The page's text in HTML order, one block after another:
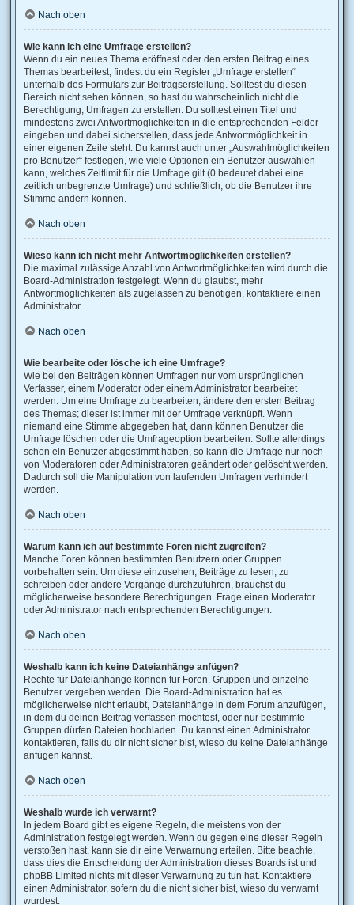
Nach oben
Wie kann ich eine Umfrage erstellen?
Wenn du ein neues Thema eröffnest oder den ersten Beitrag eines
Themas bearbeitest, findest du ein Register „Umfrage erstellen“
unterhalb des Formulars zur Beitragserstellung. Solltest du diesen
Bereich nicht sehen können, so hast du wahrscheinlich nicht die
Berechtigung, Umfragen zu erstellen. Du solltest einen Titel und
mindestens zwei Antwortmöglichkeiten in die entsprechenden Felder
eingeben und dabei sicherstellen, dass jede Antwortmöglichkeit in
einer eigenen Zeile steht. Du kannst auch unter „Auswahlmöglichkeiten
pro Benutzer“ festlegen, wie viele Optionen ein Benutzer auswählen
kann, welches Zeitlimit für die Umfrage gilt (0 bedeutet dabei eine
zeitlich unbegrenzte Umfrage) und schließlich, ob die Benutzer ihre
Stimme ändern können.
Nach oben
Wieso kann ich nicht mehr Antwortmöglichkeiten erstellen?
Die maximal zulässige Anzahl von Antwortmöglichkeiten wird durch die
Board-Administration festgelegt. Wenn du glaubst, mehr
Antwortmöglichkeiten als zugelassen zu benötigen, kontaktiere einen
Administrator.
Nach oben
Wie bearbeite oder lösche ich eine Umfrage?
Wie bei den Beiträgen können Umfragen nur vom ursprünglichen
Verfasser, einem Moderator oder einem Administrator bearbeitet
werden. Um eine Umfrage zu bearbeiten, ändere den ersten Beitrag
des Themas; dieser ist immer mit der Umfrage verknüpft. Wenn
niemand eine Stimme abgegeben hat, dann können Benutzer die
Umfrage löschen oder die Umfrageoption bearbeiten. Sollte allerdings
schon ein Benutzer abgestimmt haben, so kann die Umfrage nur noch
von Moderatoren oder Administratoren geändert oder gelöscht werden.
Dadurch soll die Manipulation von laufenden Umfragen verhindert
werden.
Nach oben
Warum kann ich auf bestimmte Foren nicht zugreifen?
Manche Foren können bestimmten Benutzern oder Gruppen
vorbehalten sein. Um diese einzusehen, Beiträge zu lesen, zu
schreiben oder andere Vorgänge durchzuführen, brauchst du
möglicherweise besondere Berechtigungen. Frage einen Moderator
oder Administrator nach entsprechenden Berechtigungen.
Nach oben
Weshalb kann ich keine Dateianhänge anfügen?
Rechte für Dateianhänge können für Foren, Gruppen und einzelne
Benutzer vergeben werden. Die Board-Administration hat es
möglicherweise nicht erlaubt, Dateianhänge in dem Forum anzufügen,
in dem du deinen Beitrag verfassen möchtest, oder nur bestimmte
Gruppen dürfen Dateien hochladen. Du kannst einen Administrator
kontaktieren, falls du dir nicht sicher bist, wieso du keine Dateianhänge
anfügen kannst.
Nach oben
Weshalb wurde ich verwarnt?
In jedem Board gibt es eigene Regeln, die meistens von der
Administration festgelegt werden. Wenn du gegen eine dieser Regeln
verstoßen hast, kann sie dir eine Verwarnung erteilen. Bitte beachte,
dass dies die Entscheidung der Administration dieses Boards ist und
phpBB Limited nichts mit dieser Verwarnung zu tun hat. Kontaktiere
einen Administrator, sofern du die nicht sicher bist, wieso du verwarnt
wurdest.